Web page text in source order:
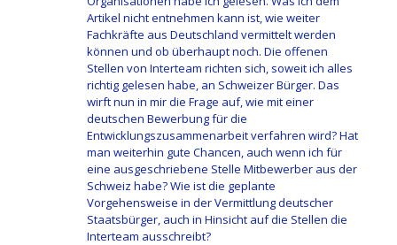
Artikel nicht entnehmen kann ist, wie weiter
Fachkräfte aus Deutschland vermittelt werden
können und ob überhaupt noch. Die offenen
Stellen von Interteam richten sich, soweit ich alles
richtig gelesen habe, an Schweizer Bürger. Das
wirft nun in mir die Frage auf, wie mit einer
deutschen Bewerbung für die
Entwicklungszusammenarbeit verfahren wird? Hat
man weiterhin gute Chancen, auch wenn ich für
eine ausgeschriebene Stelle Mitbewerber aus der
Schweiz habe? Wie ist die geplante
Vorgehensweise in der Vermittlung deutscher
Staatsbürger, auch in Hinsicht auf die Stellen die
Interteam ausschreibt?